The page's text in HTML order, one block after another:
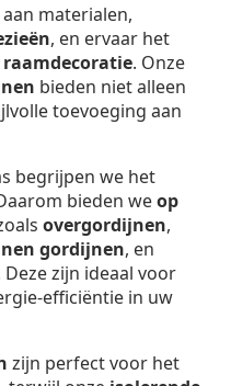
materialen,
, en ervaar het
. Onze
bieden niet alleen
toevoeging aan
begrijpen we het
bieden weop
overgordijnen,
gordijnen, en
Deze zijn ideaal voor
efficiëntie in uw
zijn perfect voor het